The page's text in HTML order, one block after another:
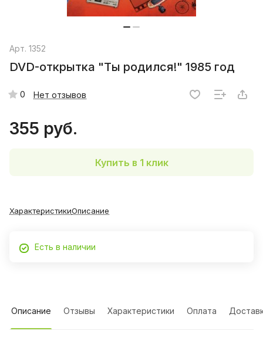
Арт. 1352
DVD-открытка "Ты родился!" 1985 год
0 Нет отзывов
355 руб.
Купить в 1 клик
ХарактеристикиОписание
Есть в наличии
Описание Отзывы Характеристики Оплата